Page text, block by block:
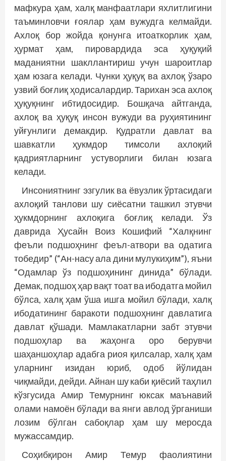
мафкура ҳам, халқ манфаатлари яхлитлигини
таъминловчи ғоялар ҳам вужудга келмайди.
Ахлоқ бор жойда қонунга итоаткорлик ҳам,
ҳурмат ҳам, пировардида эса ҳуқуқий
маданиятни шакллантириш учун шароитлар
ҳам юзага келади. Чунки ҳуқуқ ва ахлоқ ўзаро
узвий боғлиқ ҳодисалардир. Тарихан эса ахлоқ
ҳуқуқнинг ибтидосидир. Бошқача айтганда,
ахлоқ ва ҳуқуқ инсон вужуди ва руҳиятининг
уйғунлиги демакдир. Қудратли давлат ва
шавкатли ҳукмдор тимсоли ахлоқий
қадриятларнинг устуворлиги билан юзага
келади.
Инсониятнинг эзгулик ва ёвузлик ўртасидаги
ахлоқий танлови шу сиёсатни ташкил этувчи
ҳукмдорнинг ахлоқига боғлиқ келади. Ўз
даврида Ҳусайн Воиз Кошифий “Халқнинг
феъли подшоҳнинг феъл-атвори ва одатига
тобедир” (“Ан-насу ала дини мулукиҳим”), яъни
“Одамлар ўз подшоҳининг динида” бўлади.
Демак, подшоҳ ҳар вақт тоат ва ибодатга мойил
бўлса, халқ ҳам ўша ишга мойил бўлади, халқ
ибодатининг баракоти подшоҳнинг давлатига
давлат қўшади. Мамлакатларни забт этувчи
подшоҳлар ва жаҳонга оро берувчи
шаҳаншоҳлар адабга риоя қилсалар, халқ ҳам
уларнинг изидан юриб, одоб йўлидан
чиқмайди, дейди. Айнан шу каби қиёсий таҳлил
кўзгусида Амир Темурнинг юксак маънавий
олами намоён бўлади ва янги авлод ўрганиши
лозим бўлган сабоқлар ҳам шу меросда
мужассамдир.
Соҳибқирон Амир Темур фаолиятини